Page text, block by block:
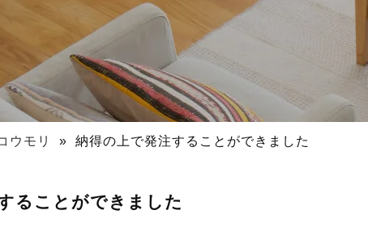
ウモリ » 納得の上で発注することができました
ることができました